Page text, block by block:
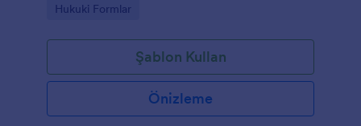
Go to Category:
Hukuki Formlar
Şablon Kullan
Önizleme